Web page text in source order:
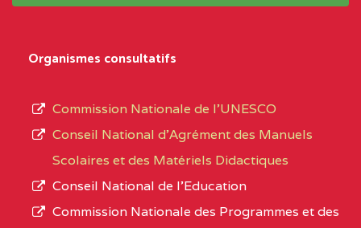
NORD
MERI
EXTREME-
NORD
CETIC DE LOULOU
0CN1TEFD101094115
type
Organismes consultatifs
Commission Nationale de l’UNESCO
Conseil National d’Agrément des Manuels
Scolaires et des Matériels Didactiques
Conseil National de l’Education
Commission Nationale des Programmes et des